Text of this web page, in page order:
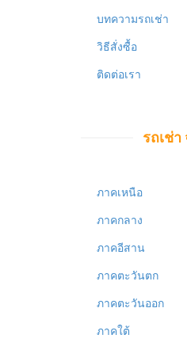
บทความรถเช่า
วิธีสั่งซื้อ
ติดต่อเรา
รถเช่า
ภาคเหนือ
ภาคกลาง
ภาคอีสาน
ภาคตะวันตก
ภาคตะวันออก
ภาคใต้